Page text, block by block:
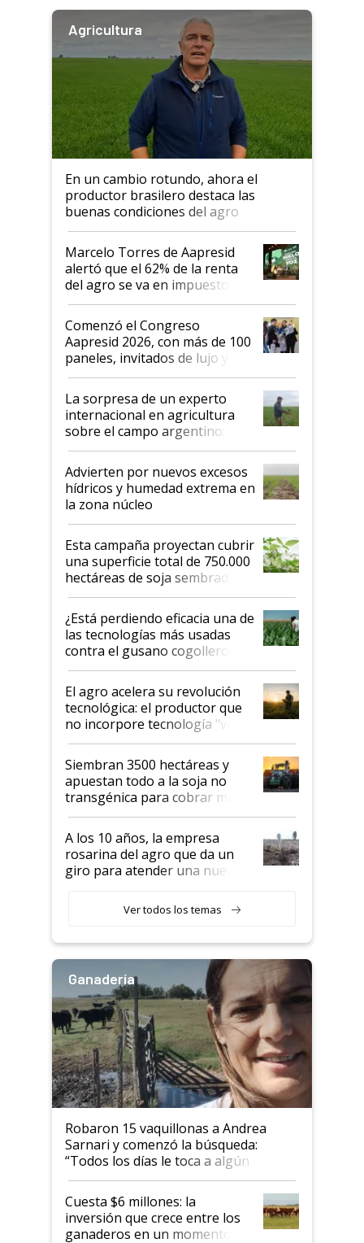
Agricultura
En un cambio rotundo, ahora el
productor brasilero destaca las
buenas condiciones del agro
argentino para invertir: "Los veo
más motivados"
Marcelo Torres de Aapresid
alertó que el 62% de la renta
del agro se va en impuestos:
"No es bueno que en
Argentina se sigan discutiendo
las mismas cosas de hace 50
años"
Comenzó el Congreso
Aapresid 2026, con más de 100
paneles, invitados de lujo y
todas las tendencias
La sorpresa de un experto
internacional en agricultura
sobre el campo argentino:
"Estoy muy impresionado"
Advierten por nuevos excesos
hídricos y humedad extrema en
la zona núcleo
Esta campaña proyectan cubrir
una superficie total de 750.000
hectáreas de soja sembradas
con una nueva generación de
variedades que marcan un
salto tecnológico en genética y
rendimiento
¿Está perdiendo eficacia una de
las tecnologías más usadas
contra el gusano cogollero? El
desafío de una tecnología clave
El agro acelera su revolución
tecnológica: el productor que
no incorpore tecnología "va a
perder el tren"
Siembran 3500 hectáreas y
apuestan todo a la soja no
transgénica para cobrar más
por tonelada: compraron un
semillero
A los 10 años, la empresa
rosarina del agro que da un
giro para atender una nueva
Ver todos los temas
Ganadería
Robaron 15 vaquillonas a Andrea
Sarnari y comenzó la búsqueda:
“Todos los días le toca a algún
productor”
Cuesta $6 millones: la
inversión que crece entre los
ganaderos en un momento